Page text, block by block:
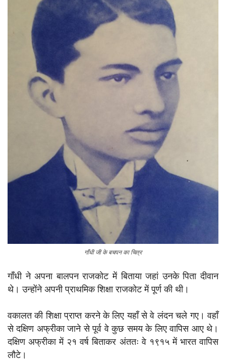
गाँधी जी के बचपन का चित्र
गाँधी ने अपना बालपन राजकोट में बिताया जहां उनके पिता दीवान
थे। उन्होंने अपनी प्राथमिक शिक्षा राजकोट में पूर्ण की थी।
वकालत की शिक्षा प्राप्त करने के लिए यहाँ से वे लंदन चले गए। वहाँ
से दक्षिण अफ्रीका जाने से पूर्व वे कुछ समय के लिए वापिस आए थे।
दक्षिण अफ्रीका में २१ वर्ष बिताकर अंततः वे १९१५ में भारत वापिस
लौटे।